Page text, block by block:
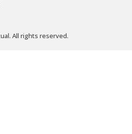
All rights reserved.